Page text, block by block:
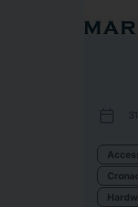
calendar_today